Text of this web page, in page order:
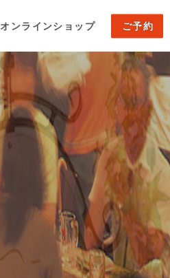
オンラインショップ ご予約